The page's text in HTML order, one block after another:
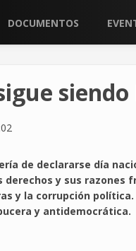
DOCUMENTOS
siendo
de declararse día
derechos y sus
y la corrupción política.
y antidemocrática.